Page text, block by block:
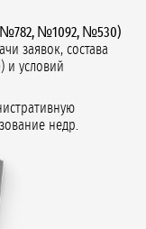
№782, №1092, №530)
заявок, состава
и условий
недр.